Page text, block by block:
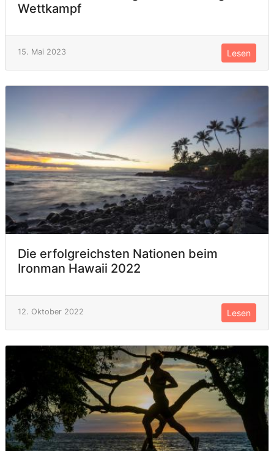
Wettkampf
15. Mai 2023 Lesen
Die erfolgreichsten Nationen beim
Ironman Hawaii 2022
12. Oktober 2022 Lesen